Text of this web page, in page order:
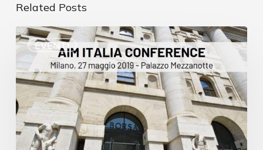
Related Posts
EVENTI